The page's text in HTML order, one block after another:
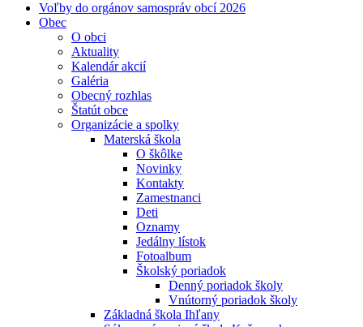
Voľby do orgánov samospráv obcí 2026
Obec
O obci
Aktuality
Kalendár akcií
Galéria
Obecný rozhlas
Štatút obce
Organizácie a spolky
Materská škola
O škôlke
Novinky
Kontakty
Zamestnanci
Deti
Oznamy
Jedálny lístok
Fotoalbum
Školský poriadok
Denný poriadok školy
Vnútorný poriadok školy
Základná škola Ihľany